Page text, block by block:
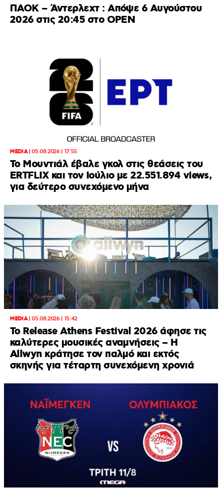
ΠΑΟΚ – Άντερλεχτ : Απόψε 6 Αυγούστου
2026 στις 20:45 στο ΟΡΕΝ
MEDIA|05.08.2026 | 17:55
Το Μουντιάλ έβαλε γκολ στις θεάσεις του
ERTFLIX και τον Ιούλιο με 22.551.894 views,
για δεύτερο συνεχόμενο μήνα
MEDIA|05.08.2026 | 15:42
Το Release Athens Festival 2026 άφησε τις
καλύτερες μουσικές αναμνήσεις – Η
Allwyn κράτησε τον παλμό και εκτός
σκηνής για τέταρτη συνεχόμενη χρονιά